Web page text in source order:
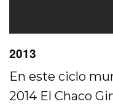
2013
En este ciclo
2014 El Chaco